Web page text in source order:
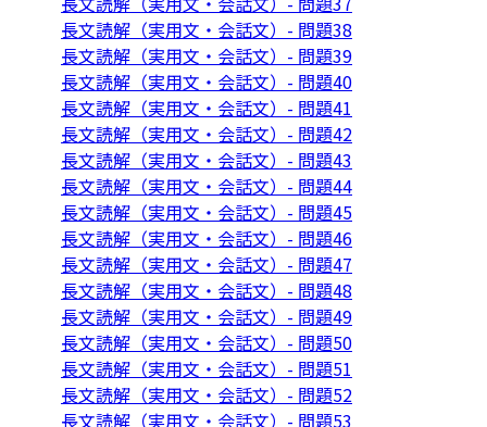
長文読解（実用文・会話文）- 問題38
長文読解（実用文・会話文）- 問題39
長文読解（実用文・会話文）- 問題40
長文読解（実用文・会話文）- 問題41
長文読解（実用文・会話文）- 問題42
長文読解（実用文・会話文）- 問題43
長文読解（実用文・会話文）- 問題44
長文読解（実用文・会話文）- 問題45
長文読解（実用文・会話文）- 問題46
長文読解（実用文・会話文）- 問題47
長文読解（実用文・会話文）- 問題48
長文読解（実用文・会話文）- 問題49
長文読解（実用文・会話文）- 問題50
長文読解（実用文・会話文）- 問題51
長文読解（実用文・会話文）- 問題52
長文読解（実用文・会話文）- 問題53